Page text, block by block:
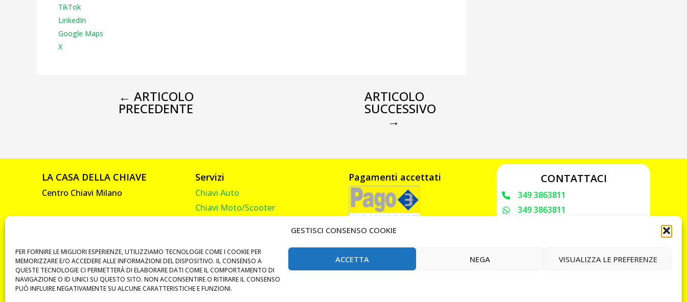
GESTISCI CONSENSO COOKIE
PER FORNIRE LE MIGLIORI ESPERIENZE, UTILIZZIAMO TECNOLOGIE COME I COOKIE PER
MEMORIZZARE E/O ACCEDERE ALLE INFORMAZIONI DEL DISPOSITIVO. IL CONSENSO A
QUESTE TECNOLOGIE CI PERMETTERÀ DI ELABORARE DATI COME IL COMPORTAMENTO DI
NAVIGAZIONE O ID UNICI SU QUESTO SITO. NON ACCONSENTIRE O RITIRARE IL CONSENSO
PUÒ INFLUIRE NEGATIVAMENTE SU ALCUNE CARATTERISTICHE E FUNZIONI.
ACCETTA NEGA VISUALIZZA LE PREFERENZE
TikTok
LinkedIn
Google Maps
X
← ARTICOLO
PRECEDENTE
ARTICOLO
SUCCESSIVO
→
LA CASA DELLA CHIAVE
Centro Chiavi Milano
P. IVA 10585330961
Servizi
Chiavi Auto
Chiavi Moto/Scooter
Telecomandi Cancello
Vendita Lucchetti e Catene
Duplicati Tag RFID Badge
Pagamenti accettati CONTATTACI
349 3863811
349 3863811